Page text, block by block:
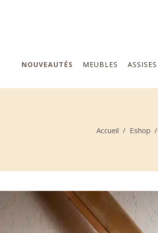
NOUVEAUTÉS MEUBLES ASSISES
Accueil / Eshop /